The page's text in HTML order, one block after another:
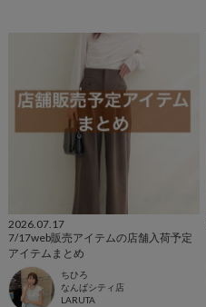
2026.07.17
7/17web販売アイテムの店舗入荷予定
アイテムまとめ
ちひろ
なんばシティ店
LARUTA